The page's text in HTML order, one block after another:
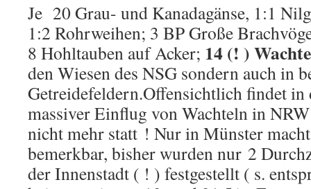
Je 20 Grau- und Kanadagänse, 1:1
1:2 Rohrweihen; 3 BP Große
8 Hohltauben auf Acker; 14 (! )
den Wiesen des NSG sondern auch in
Getreidefeldern.Offensichtlich findet in
massiver Einflug von Wachteln in
nicht mehr statt ! Nur in Münster
bemerkbar, bisher wurden nur 2
der Innenstadt ( ! ) festgestellt ( s.